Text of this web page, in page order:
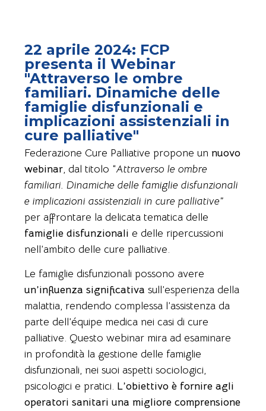
22 aprile 2024: FCP
presenta il Webinar
"Attraverso le ombre
familiari. Dinamiche delle
famiglie disfunzionali e
implicazioni assistenziali in
cure palliative"
Federazione Cure Palliative propone un nuovo
webinar, dal titolo “Attraverso le ombre
familiari. Dinamiche delle famiglie disfunzionali
e implicazioni assistenziali in cure palliative”
per affrontare la delicata tematica delle
famiglie disfunzionali e delle ripercussioni
nell’ambito delle cure palliative.
Le famiglie disfunzionali possono avere
un’influenza significativa sull’esperienza della
malattia, rendendo complessa l’assistenza da
parte dell’équipe medica nei casi di cure
palliative. Questo webinar mira ad esaminare
in profondità la gestione delle famiglie
disfunzionali, nei suoi aspetti sociologici,
psicologici e pratici. L’obiettivo è fornire agli
operatori sanitari una migliore comprensione